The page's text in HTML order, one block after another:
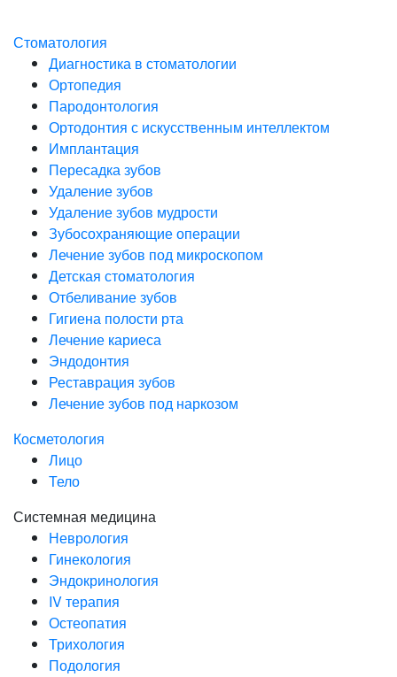
Стоматология
Диагностика в стоматологии
Ортопедия
Пародонтология
Ортодонтия с искусственным интеллектом
Имплантация
Пересадка зубов
Удаление зубов
Удаление зубов мудрости
Зубосохраняющие операции
Лечение зубов под микроскопом
Детская стоматология
Отбеливание зубов
Гигиена полости рта
Лечение кариеса
Эндодонтия
Реставрация зубов
Лечение зубов под наркозом
Косметология
Лицо
Тело
Системная медицина
Неврология
Гинекология
Эндокринология
IV терапия
Остеопатия
Трихология
Подология